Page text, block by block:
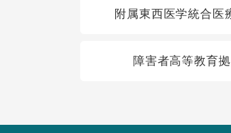
附属東西医学統合医
障害者高等教育